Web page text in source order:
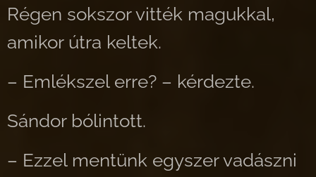
Régen sokszor vitték magukkal,
amikor útra keltek.
– Emlékszel erre? – kérdezte.
Sándor bólintott.
– Ezzel mentünk egyszer vadászni